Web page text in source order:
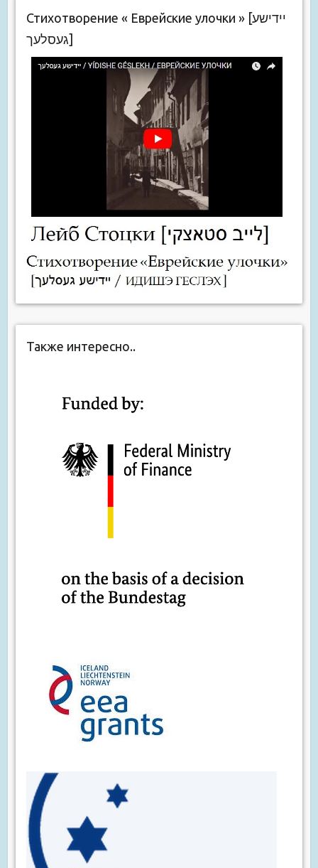
Стихотворение « Еврейские улочки » [יידישע
געסלעך]
Также интересно..